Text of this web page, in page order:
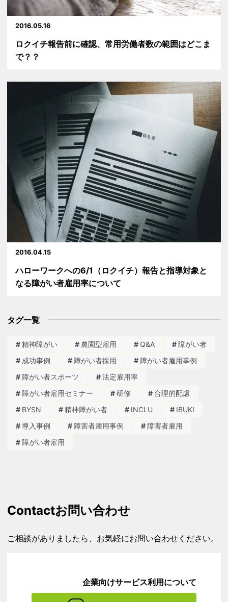
2016.05.16
ロクイチ報告前に確認、常用労働者数の範囲はどこま
で？？
2016.04.15
ハローワークへの6/1（ロクイチ）報告と指導対象と
なる障がい者雇用率について
タグ一覧
精神障がい 農園型雇用 Q&A
障がい者
成功事例
障がい者採用
障がい者雇用事例
障がい者スポーツ
法定雇用率
障がい者雇用セミナー
研修
合理的配慮
BYSN
精神障がい者 INCLU
IBUKI
導入事例
障害者雇用事例
障害者雇用
障がい者雇用
Contactお問い合わせ
ご相談がありましたら、お気軽にお問い合わせください。
企業向けサービス利用について